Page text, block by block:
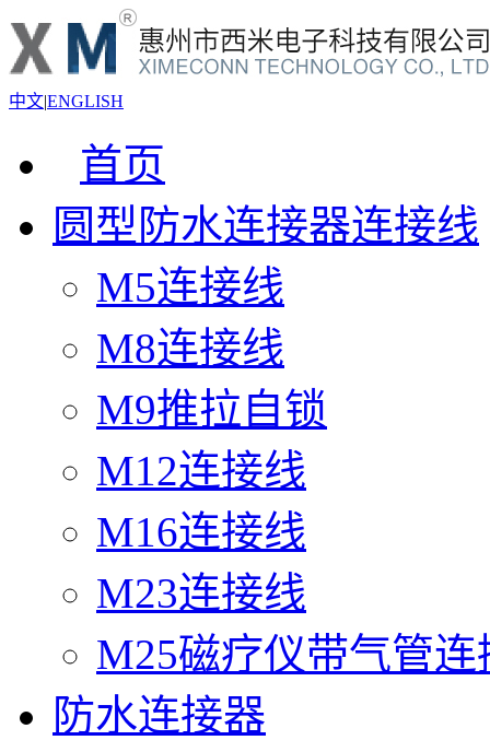
中文|ENGLISH
首页
圆型防水连接器连接线
M5连接线
M8连接线
M9推拉自锁
M12连接线
M16连接线
M23连接线
M25磁疗仪带气管连
防水连接器